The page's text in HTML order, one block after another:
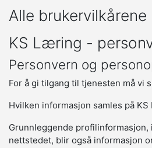
Alle brukervilkårene
KS Læring -
Personvern og
For å gi tilgang til tjenesten må vi
Hvilken informasjon samles på
Grunnleggende
nettstedet, blir også informasjon